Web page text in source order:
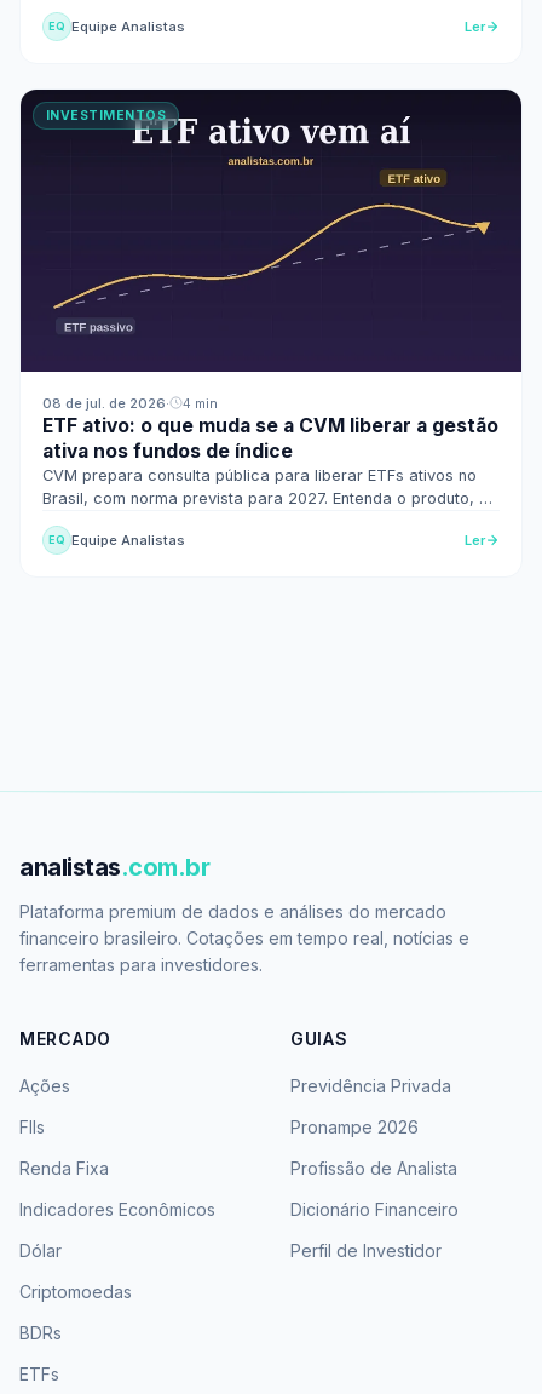
EQ Equipe Analistas Ler
INVESTIMENTOS
08 de jul. de 2026· 4 min
ETF ativo: o que muda se a CVM liberar a gestão
ativa nos fundos de índice
CVM prepara consulta pública para liberar ETFs ativos no
Brasil, com norma prevista para 2027. Entenda o produto, as
EQ Equipe Analistas Ler
analistas.com.br
Plataforma premium de dados e análises do mercado
financeiro brasileiro. Cotações em tempo real, notícias e
ferramentas para investidores.
MERCADO
Ações
FIIs
Renda Fixa
Indicadores Econômicos
Dólar
Criptomoedas
BDRs
ETFs
GUIAS
Previdência Privada
Pronampe 2026
Profissão de Analista
Dicionário Financeiro
Perfil de Investidor